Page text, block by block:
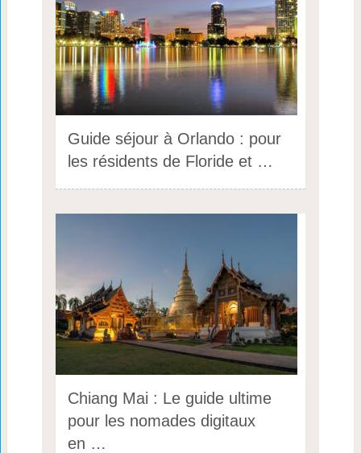
Guide séjour à Orlando : pour
les résidents de Floride et …
Chiang Mai : Le guide ultime
pour les nomades digitaux
en …